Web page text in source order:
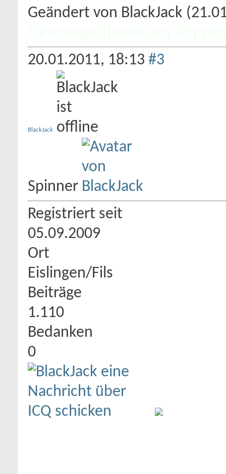
Geändert von BlackJack
20.01.2011, 18:13 #3
BlackJack
Spinner
Registriert seit
05.09.2009
Ort
Eislingen/Fils
Beiträge
1.110
Bedanken
0